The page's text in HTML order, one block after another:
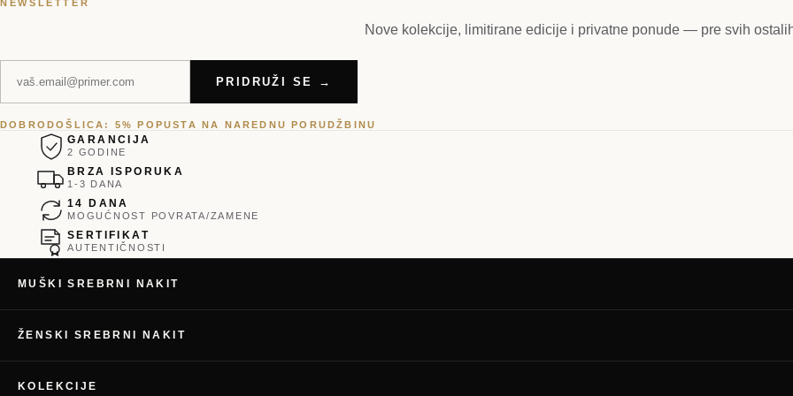
NEWSLETTER
Nove kolekcije, limitirane edicije i privatne ponude — pre svih
PRIDRUŽI SE →
DOBRODOŠLICA: 5% POPUSTA NA NAREDNU PORUDŽBINU
GARANCIJA
2 GODINE
BRZA ISPORUKA
1-3 DANA
14 DANA
MOGUĆNOST POVRATA/ZAMENE
SERTIFIKAT
AUTENTIČNOSTI
MUŠKI SREBRNI NAKIT
ŽENSKI SREBRNI NAKIT
KOLEKCIJE